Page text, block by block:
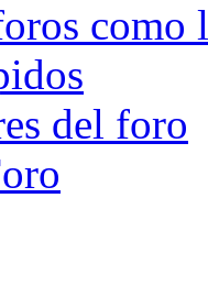
como
del foro